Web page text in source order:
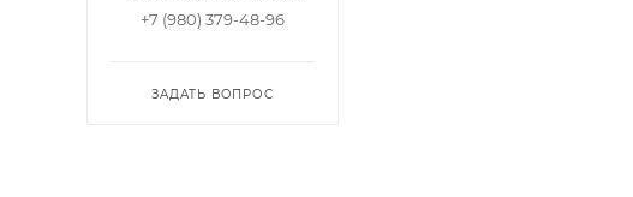
+7 (980) 379-48-96
ЗАДАТЬ ВОПРОС